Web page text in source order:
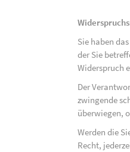
Sie haben
der Sie
Widerspruch
Der
zwingende
überwiegen,
Werden die
Recht,